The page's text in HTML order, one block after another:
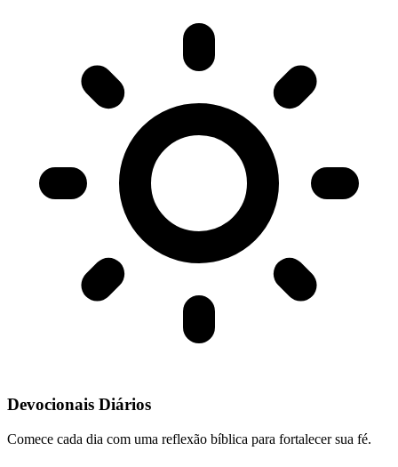
Devocionais Diários
Comece cada dia com uma reflexão bíblica para fortalecer sua fé.